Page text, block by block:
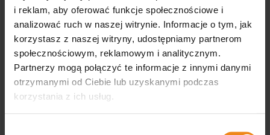
i reklam, aby oferować funkcje społecznościowe i
analizować ruch w naszej witrynie. Informacje o tym, jak
korzystasz z naszej witryny, udostępniamy partnerom
społecznościowym, reklamowym i analitycznym.
Partnerzy mogą połączyć te informacje z innymi danymi
otrzymanymi od Ciebie lub uzyskanymi podczas
korzystania z ich usług.
Opinie
Produkt nie posiada recenzji
Może zainteresują Cię inne ocenione produkty